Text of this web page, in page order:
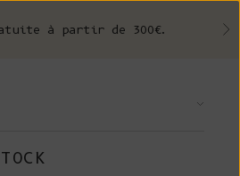
à partir de 300€.